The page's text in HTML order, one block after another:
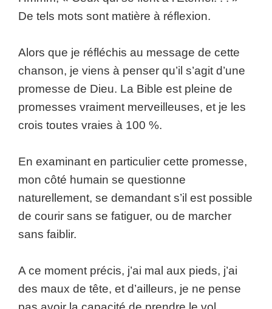
De tels mots sont matière à réflexion.
Alors que je réfléchis au message de cette
chanson, je viens à penser qu’il s’agit d’une
promesse de Dieu. La Bible est pleine de
promesses vraiment merveilleuses, et je les
crois toutes vraies à 100 %.
En examinant en particulier cette promesse,
mon côté humain se questionne
naturellement, se demandant s’il est possible
de courir sans se fatiguer, ou de marcher
sans faiblir.
A ce moment précis, j’ai mal aux pieds, j’ai
des maux de tête, et d’ailleurs, je ne pense